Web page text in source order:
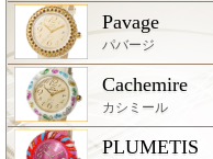
Pavage
パバージ
Cachemire
カシミール
PLUMETIS